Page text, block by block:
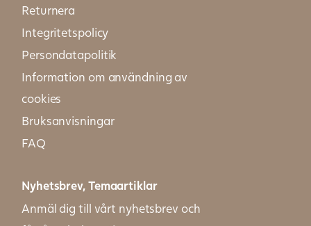
Returnera
Integritetspolicy
Persondatapolitik
Information om användning av
cookies
Bruksanvisningar
FAQ
Nyhetsbrev, Temaartiklar
Anmäl dig till vårt nyhetsbrev och